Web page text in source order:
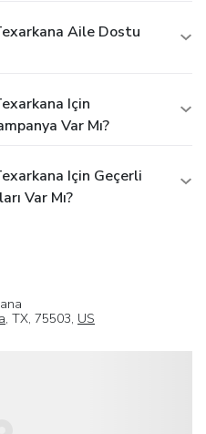
Aile Dostu
Için
Var Mı?
Için Geçerli
Var Mı?
, TX, 75503, US